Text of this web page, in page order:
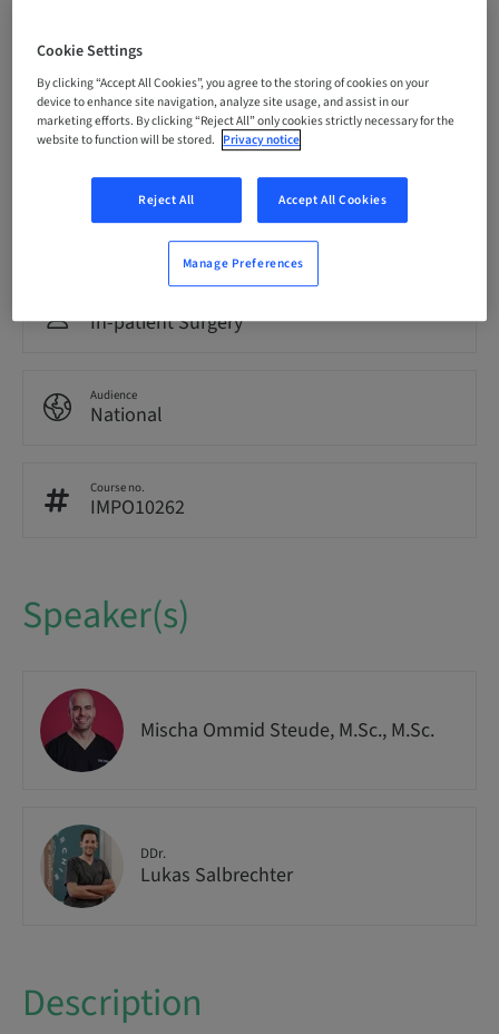
EUR 3950.00
Language
German
25.00 Points
In-patient Surgery
Audience
National
Course no.
IMPO10262
Speaker(s)
Mischa Ommid Steude, M.Sc., M.Sc.
DDr.
Lukas Salbrechter
Description
Cookie Settings
By clicking “Accept All Cookies”, you agree to the storing of cookies on your
device to enhance site navigation, analyze site usage, and assist in our
marketing efforts. By clicking “Reject All” only cookies strictly necessary for the
website to function will be stored. Privacy notice
Reject All Accept All Cookies
Manage Preferences